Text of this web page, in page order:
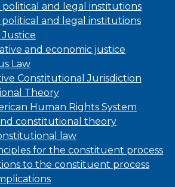
political and legal institutions
political and legal institutions
and economic justice
Law
Constitutional Jurisdiction
Theory
Human Rights System
constitutional theory
law
for the constituent process
to the constituent process